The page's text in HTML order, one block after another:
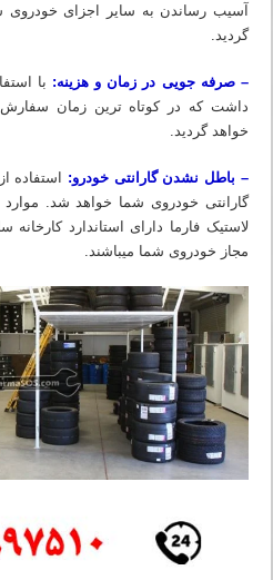
آسیب رساندن به سایر اجزای
گردید.
– صرفه جویی در زمان و هزینه: با
داشت که در کوتاه ترین زمان
خواهد گردید.
– باطل نشدن گارانتی خودرو: استفاده
گارانتی خودروی شما خواهد شد.
لاستیک فارما دارای استاندارد کارخانه
مجاز خودروی شما میباشند.